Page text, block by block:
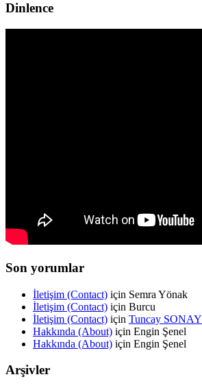
Dinlence
Son yorumlar
İletişim (Contact) için Semra Yönak
İletişim (Contact) için Burcu
İletişim (Contact) için Tuncay SONAY
Hakkında (About) için Engin Şenel
Hakkında (About) için Engin Şenel
Arşivler